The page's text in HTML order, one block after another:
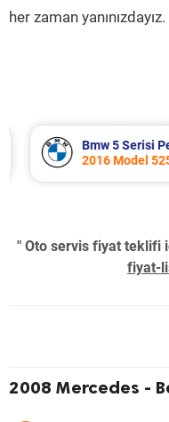
her zaman yanınızdayız.
Bmw 5 Serisi
2016 Model
" Oto servis fiyat teklifi
fiyat-
2008 Mercedes -